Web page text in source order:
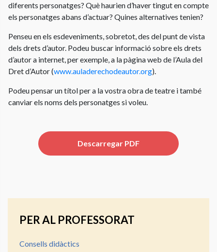
PER AL PROFESSORAT
Consells didàctics
diferents personatges? Què haurien d’haver tingut en compte
els personatges abans d’actuar? Quines alternatives tenien?
Penseu en els esdeveniments, sobretot, des del punt de vista
dels drets d’autor. Podeu buscar informació sobre els drets
d’autor a internet, per exemple, a la pàgina web de l’Aula del
Dret d’Autor (www.auladerechodeautor.org).
Podeu pensar un títol per a la vostra obra de teatre i també
canviar els noms dels personatges si voleu.
Descarregar PDF